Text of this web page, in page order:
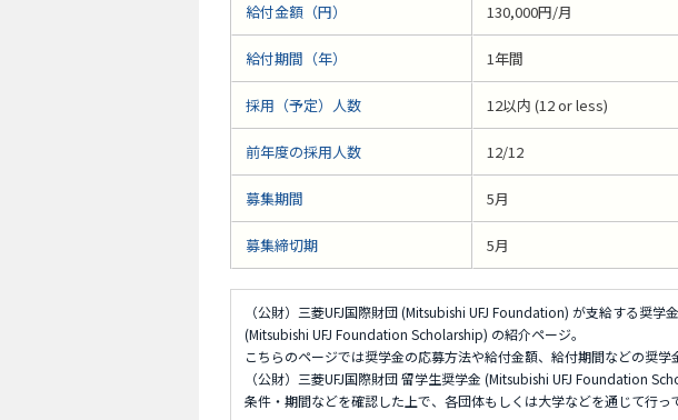
給付金額（円） 130,000円/月
給付期間（年） 1年間
採用（予定）人数 12以内 (12 or less)
前年度の採用人数 12/12
募集期間 5月
募集締切期 5月
（公財）三菱UFJ国際財団 (Mitsubishi UFJ Foundation) が支給する奨学
(Mitsubishi UFJ Foundation Scholarship) の紹介ページ。
こちらのページでは奨学金の応募方法や給付金額、給付期間などの奨学
（公財）三菱UFJ国際財団 留学生奨学金 (Mitsubishi UFJ Foundation
条件・期間などを確認した上で、各団体もしくは大学などを通じて行っ